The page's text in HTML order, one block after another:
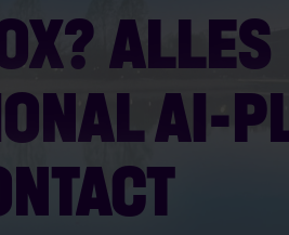
ALLES
AI-